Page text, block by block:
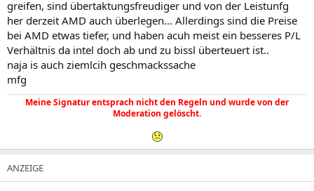
greifen, sind übertaktungsfreudiger und von der Leistunfg
her derzeit AMD auch überlegen... Allerdings sind die Preise
bei AMD etwas tiefer, und haben acuh meist ein besseres P/L
Verhältnis da intel doch ab und zu bissl überteuert ist..
naja is auch ziemlcih geschmackssache
mfg
Meine Signatur entsprach nicht den Regeln und wurde von der
Moderation gelöscht.